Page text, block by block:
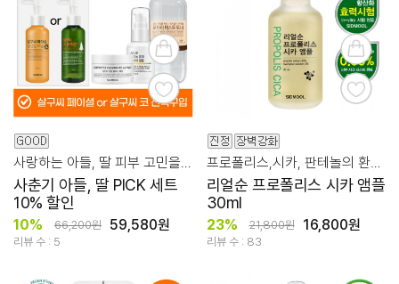
사춘기 아들, 딸 PICK 세트
10% 할인
10% 66,200원 59,580원
리뷰 수 : 5
프로폴리스,시카, 판테놀의 환상적 시너지!
리얼순 프로폴리스 시카 앰플
30ml
23% 21,800원 16,800원
리뷰 수 : 83